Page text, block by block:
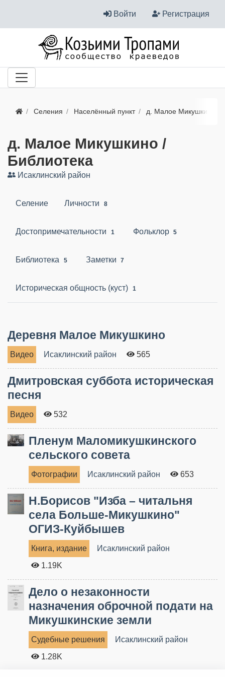
Войти Регистрация
Селения Населённый пункт д. Малое Микушкино
д. Малое Микушкино /
Библиотека
Исаклинский район
Селение Личности 8
Достопримечательности 1 Фольклор 5
Библиотека 5 Заметки 7
Историческая общность (куст) 1
Деревня Малое Микушкино
Видео Исаклинский район 565
Дмитровская суббота историческая
песня
Видео 532
Пленум Маломикушкинского
сельского совета
Фотографии Исаклинский район 653
Н.Борисов "Изба – читальня
села Больше-Микушкино"
ОГИЗ-Куйбышев
Книга, издание
Исаклинский район
1.19K
Дело о незаконности
назначения оброчной подати на
Микушкинские земли
Судебные решения
Исаклинский район
1.28K